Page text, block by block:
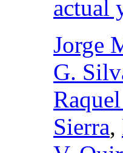
actual
Jorge
G.
Sierra,